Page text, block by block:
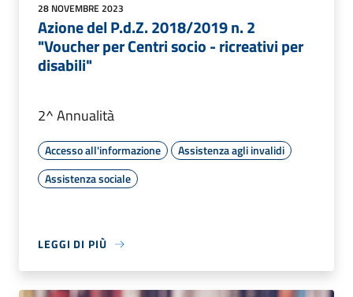
28 NOVEMBRE 2023
Azione del P.d.Z. 2018/2019 n. 2
"Voucher per Centri socio - ricreativi per
disabili"
2^ Annualità
Accesso all'informazione
Assistenza agli invalidi
Assistenza sociale
LEGGI DI PIÙ